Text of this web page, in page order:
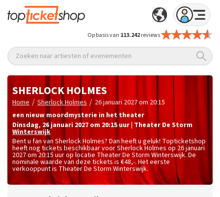
Op basis van 113.242reviews
Zoeken naar artiesten of evenementen
SHERLOCK HOLMES
Home / Sherlock Holmes / 26 januari 2027 om 20:15
een nieuw moordmysterie in het theater
dinsdag, 26 januari 2027 om 20:15 uur Theater De Storm
Winterswijk
Bent u fan van Sherlock Holmes? Dan heeft u geluk! Topticketshop
heeft nog tickets beschikbaar voor Sherlock Holmes op 26 januari
2027 om 20:15 uur op locatie Theater De Storm Winterswijk. De
nominale waarde van deze tickets is €48,-. Het eerste
verkooppunt is Theater De Storm Winterswijk.